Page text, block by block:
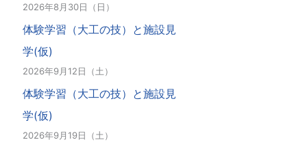
2026年8月30日（日）
体験学習（大工の技）と施設見
学(仮)
2026年9月12日（土）
体験学習（大工の技）と施設見
学(仮)
2026年9月19日（土）